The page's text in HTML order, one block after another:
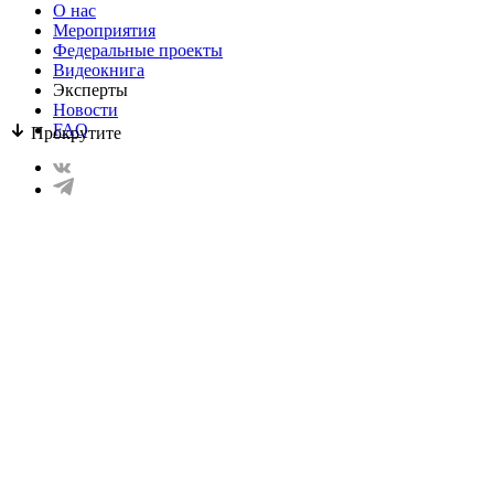
Прокрутите
О нас
Mероприятия
Федеральные проекты
Видеокнига
Эксперты
Новости
FAQ